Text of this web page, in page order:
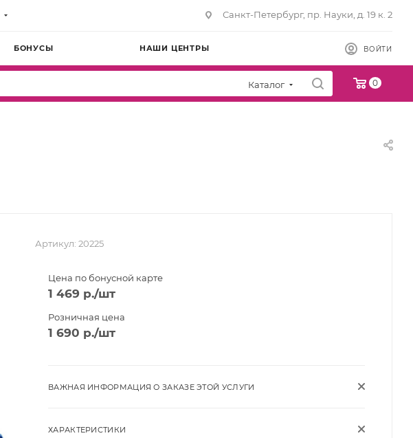
Санкт-Петербург, пр. Науки, д. 19 к. 2
БОНУСЫ НАШИ ЦЕНТРЫ ВОЙТИ
Каталог 0
Артикул: 20225
Цена по бонусной карте
1 469 р./шт
Розничная цена
1 690 р./шт
ВАЖНАЯ ИНФОРМАЦИЯ О ЗАКАЗЕ ЭТОЙ УСЛУГИ
ХАРАКТЕРИСТИКИ